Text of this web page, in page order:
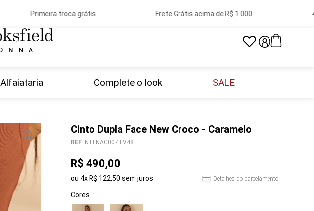
Primeira troca grátis Frete Grátis acima de R$ 1.000 40
Alfaiataria Complete o look SALE
Cinto Dupla Face New Croco - Caramelo
REF: NTFNAC007TV48
R$ 490,00
ou 4x R$ 122,50 sem juros Detalhes do parcelamento
Cores